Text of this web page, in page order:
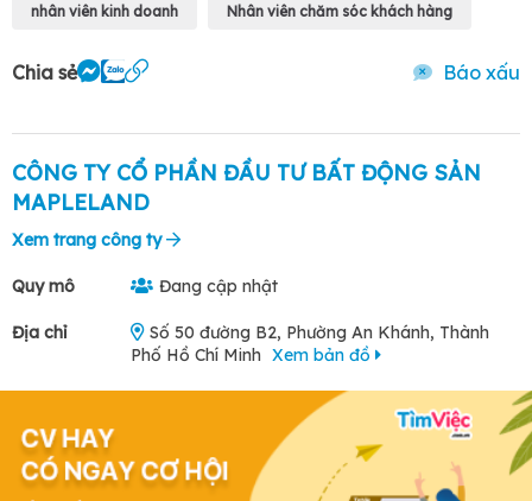
nhân viên kinh doanh Nhân viên chăm sóc khách hàng
Chia sẻ Báo xấu
CÔNG TY CỔ PHẦN ĐẦU TƯ BẤT ĐỘNG SẢN
MAPLELAND
Xem trang công ty
Quy mô Đang cập nhật
Địa chỉ
Số 50 đường B2, Phường An Khánh, Thành
Phố Hồ Chí Minh Xem bản đồ